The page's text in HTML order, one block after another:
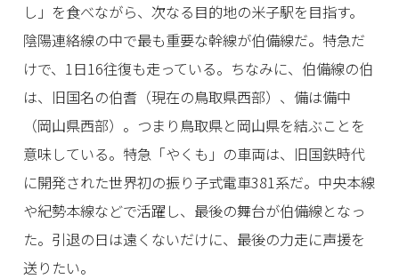
し」を食べながら、次なる目的地の米子駅を目指す。
陰陽連絡線の中で最も重要な幹線が伯備線だ。特急だ
けで、1日16往復も走っている。ちなみに、伯備線の伯
は、旧国名の伯耆（現在の鳥取県西部）、備は備中
（岡山県西部）。つまり鳥取県と岡山県を結ぶことを
意味している。特急「やくも」の車両は、旧国鉄時代
に開発された世界初の振り子式電車381系だ。中央本線
や紀勢本線などで活躍し、最後の舞台が伯備線となっ
た。引退の日は遠くないだけに、最後の力走に声援を
送りたい。